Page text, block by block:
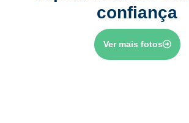
confiança
Ver mais fotos